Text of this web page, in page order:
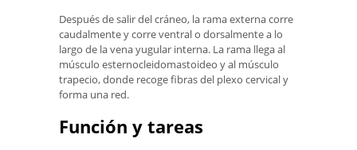
Después de salir del cráneo, la rama externa corre
caudalmente y corre ventral o dorsalmente a lo
largo de la vena yugular interna. La rama llega al
músculo esternocleidomastoideo y al músculo
trapecio, donde recoge fibras del plexo cervical y
forma una red.
Función y tareas